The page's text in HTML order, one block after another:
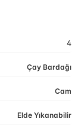
4
Çay Bardağı
Cam
Elde Yıkanabilir